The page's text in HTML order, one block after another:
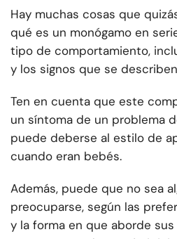
Hay muchas cosas que
qué es un monógamo en
tipo de comportamiento,
y los signos que se
Ten en cuenta que este
un síntoma de un problema
puede deberse al estilo de
cuando eran bebés.
Además, puede que no sea
preocuparse, según las
y la forma en que aborde sus